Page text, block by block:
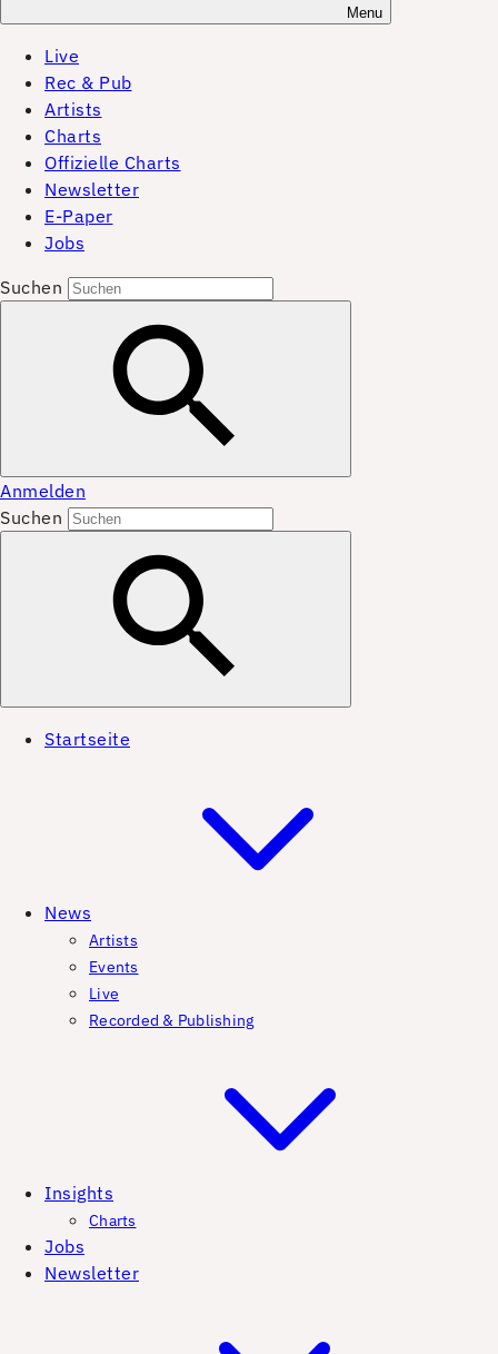
Menu
Live
Rec & Pub
Artists
Charts
Offizielle Charts
Newsletter
E-Paper
Jobs
Suchen
Anmelden
Suchen
Startseite
News
Artists
Events
Live
Recorded & Publishing
Insights
Charts
Jobs
Newsletter